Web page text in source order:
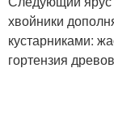
хвойники
кустарниками:
гортензия